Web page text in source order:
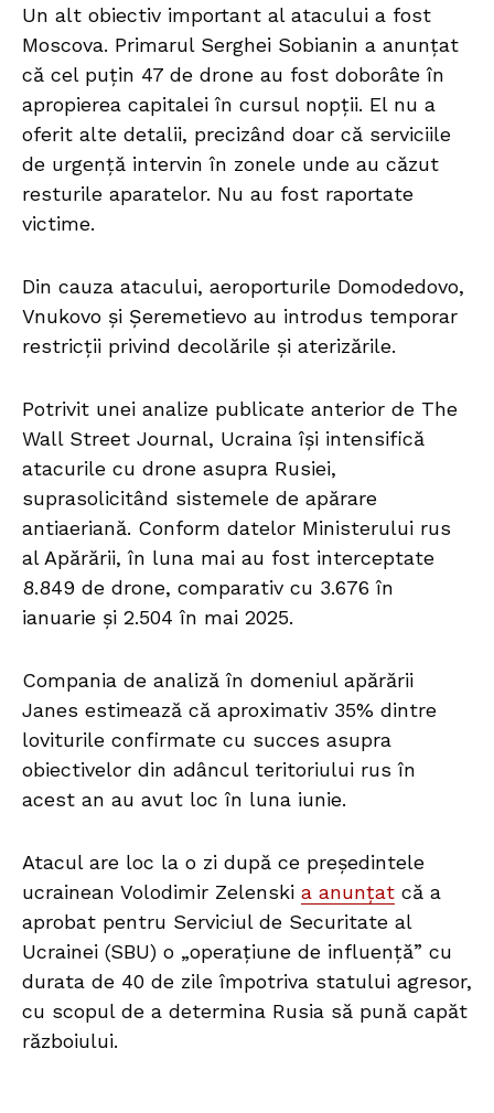
Un alt obiectiv important al atacului a fost
Moscova. Primarul Serghei Sobianin a anunțat
că cel puțin 47 de drone au fost doborâte în
apropierea capitalei în cursul nopții. El nu a
oferit alte detalii, precizând doar că serviciile
de urgență intervin în zonele unde au căzut
resturile aparatelor. Nu au fost raportate
victime.
Din cauza atacului, aeroporturile Domodedovo,
Vnukovo și Șeremetievo au introdus temporar
restricții privind decolările și aterizările.
Potrivit unei analize publicate anterior de The
Wall Street Journal, Ucraina își intensifică
atacurile cu drone asupra Rusiei,
suprasolicitând sistemele de apărare
antiaeriană. Conform datelor Ministerului rus
al Apărării, în luna mai au fost interceptate
8.849 de drone, comparativ cu 3.676 în
ianuarie și 2.504 în mai 2025.
Compania de analiză în domeniul apărării
Janes estimează că aproximativ 35% dintre
loviturile confirmate cu succes asupra
obiectivelor din adâncul teritoriului rus în
acest an au avut loc în luna iunie.
Atacul are loc la o zi după ce președintele
ucrainean Volodimir Zelenski a anunțat că a
aprobat pentru Serviciul de Securitate al
Ucrainei (SBU) o „operațiune de influență” cu
durata de 40 de zile împotriva statului agresor,
cu scopul de a determina Rusia să pună capăt
războiului.